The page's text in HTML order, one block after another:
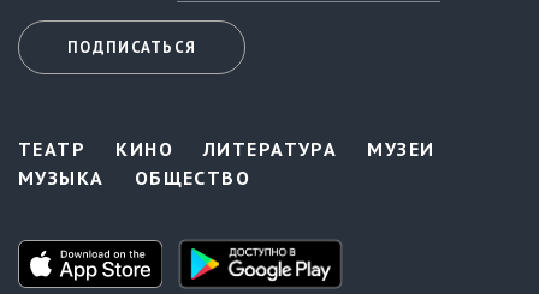
ПОДПИСАТЬСЯ
ТЕАТР КИНО ЛИТЕРАТУРА
МУЗЕИ
МУЗЫКА
ОБЩЕСТВО